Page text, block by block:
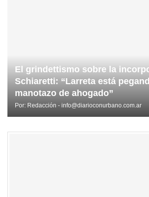
El grindettismo sobre la
Schiaretti: “Larreta está
manotazo de ahogado”
Por: Redacción - info@diarioconurbano.com.ar